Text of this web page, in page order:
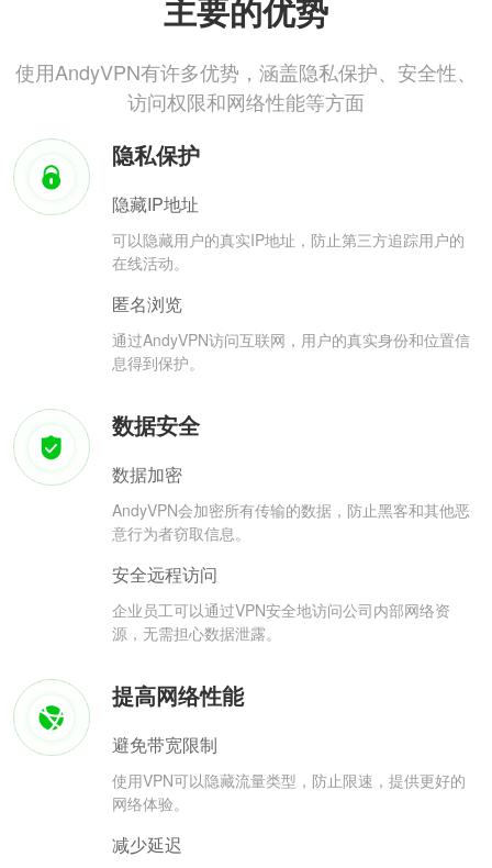
主要的优势
使用AndyVPN有许多优势，涵盖隐私保护、安全性、
访问权限和网络性能等方面
隐私保护
隐藏IP地址
可以隐藏用户的真实IP地址，防止第三方追踪用户的
在线活动。
匿名浏览
通过AndyVPN访问互联网，用户的真实身份和位置信
息得到保护。
数据安全
数据加密
AndyVPN会加密所有传输的数据，防止黑客和其他恶
意行为者窃取信息。
安全远程访问
企业员工可以通过VPN安全地访问公司内部网络资
源，无需担心数据泄露。
提高网络性能
避免带宽限制
使用VPN可以隐藏流量类型，防止限速，提供更好的
网络体验。
减少延迟